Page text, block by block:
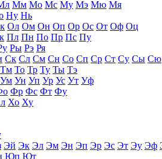
Мм Мо Мс Му Мэ Мю Мя
Ну Нь
Ол Ом Он Оп Ор Ос От Оф Оц
Пл Пн По Пр Пс Пу
Ры Рэ Ря
Ск Сл См Сн Со Сп Ср Ст Су Сы Сю
Тм То Тр Ту Ты Тэ
Ум Ун Уп Ур Ус Ут Уф
Фр Фс Фт Фу
Хо Ху
Эй Эк Эл Эм Эн Эп Эр Эс Эт Эу Эф
Юп Ют